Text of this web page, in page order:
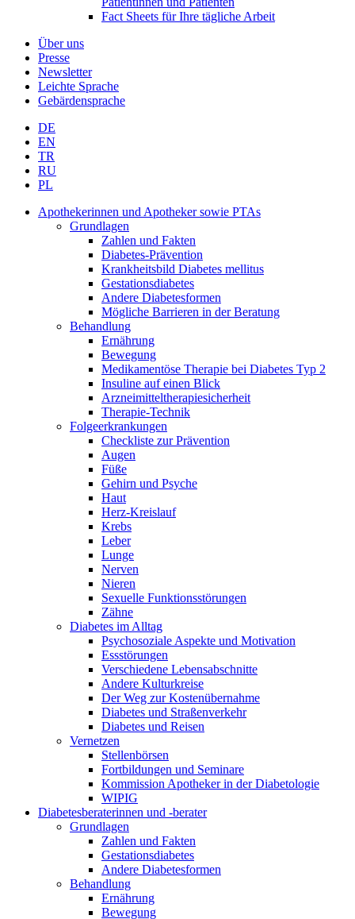
Fact Sheets für Ihre tägliche Arbeit
Über uns
Presse
Newsletter
Leichte Sprache
Gebärdensprache
DE
EN
TR
RU
PL
Apothekerinnen und Apotheker sowie PTAs
Grundlagen
Zahlen und Fakten
Diabetes-Prävention
Krankheitsbild Diabetes mellitus
Gestationsdiabetes
Andere Diabetesformen
Mögliche Barrieren in der Beratung
Behandlung
Ernährung
Bewegung
Medikamentöse Therapie bei Diabetes Typ 2
Insuline auf einen Blick
Arzneimitteltherapie­sicherheit
Therapie-Technik
Fol­ge­er­kran­kun­gen
Checkliste zur Prävention
Augen
Füße
Gehirn und Psyche
Haut
Herz-Kreislauf
Krebs
Leber
Lunge
Nerven
Nieren
Sexuelle Funktionsstörungen
Zähne
Diabetes im Alltag
Psychosoziale Aspekte und Motivation
Essstörungen
Verschiedene Lebensabschnitte
Andere Kulturkreise
Der Weg zur Kostenübernahme
Diabetes und Straßenverkehr
Diabetes und Reisen
Vernetzen
Stellenbörsen
Fortbildungen und Seminare
Kommission Apotheker in der Diabetologie
WIPIG
Diabetesberaterinnen und -berater
Grundlagen
Zahlen und Fakten
Gestationsdiabetes
Andere Diabetesformen
Behandlung
Ernährung
Bewegung